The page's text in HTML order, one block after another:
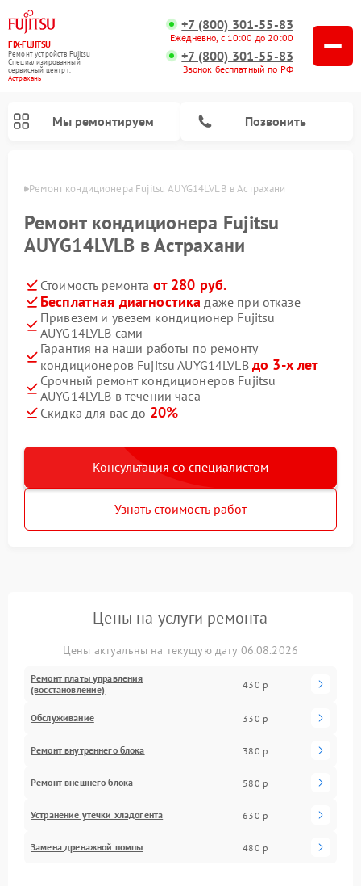
FIX-FUJITSU
Ремонт устройств Fujitsu
Специализированный
cервисный центр г.
Астрахань
+7 (800) 301-55-83
Ежедневно, с 10:00 до 20:00
+7 (800) 301-55-83
Звонок бесплатный по РФ
Мы ремонтируем Позвонить
Ремонт кондиционера Fujitsu AUYG14LVLB в Астрахани
Ремонт кондиционера Fujitsu
AUYG14LVLB в Астрахани
Стоимость ремонта от 280 руб.
Бесплатная диагностика даже при отказе
Привезем и увезем кондиционер Fujitsu
AUYG14LVLB сами
Гарантия на наши работы по ремонту
кондиционеров Fujitsu AUYG14LVLB до 3-х лет
Срочный ремонт кондиционеров Fujitsu
AUYG14LVLB в течении часа
Скидка для вас до 20%
Консультация со специалистом
Узнать стоимость работ
Цены на услуги ремонта
Цены актуальны на текущую дату 06.08.2026
Ремонт платы управления
(восстановление)
430 р
Обслуживание 330 р
Ремонт внутреннего блока 380 р
Ремонт внешнего блока 580 р
Устранение утечки хладогента 630 р
Замена дренажной помпы 480 р